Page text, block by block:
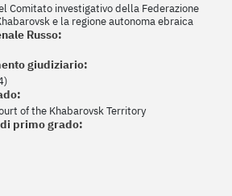
Comitato investigativo della Federazione
e la regione autonoma ebraica
Russo:
giudiziario:
of the Khabarovsk Territory
primo grado: